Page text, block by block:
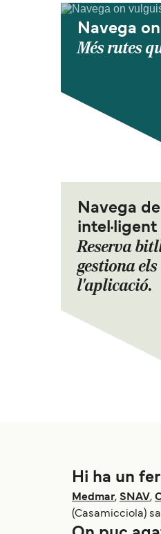
Navega
Més rutes
Navega
intel·ligent
Reserva
gestiona
l'aplicació.
Hi ha un
Medmar, SNAV,
(Casamicciola)